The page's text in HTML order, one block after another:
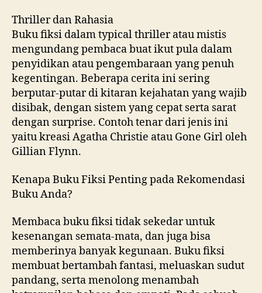
Thriller dan Rahasia
Buku fiksi dalam typical thriller atau mistis
mengundang pembaca buat ikut pula dalam
penyidikan atau pengembaraan yang penuh
kegentingan. Beberapa cerita ini sering
berputar-putar di kitaran kejahatan yang wajib
disibak, dengan sistem yang cepat serta sarat
dengan surprise. Contoh tenar dari jenis ini
yaitu kreasi Agatha Christie atau Gone Girl oleh
Gillian Flynn.
Kenapa Buku Fiksi Penting pada Rekomendasi
Buku Anda?
Membaca buku fiksi tidak sekedar untuk
kesenangan semata-mata, dan juga bisa
memberinya banyak kegunaan. Buku fiksi
membuat bertambah fantasi, meluaskan sudut
pandang, serta menolong menambah